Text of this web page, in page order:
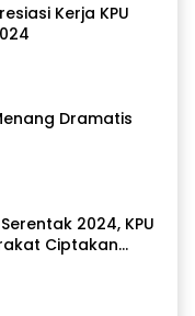
Kerja KPU
Dramatis
2024, KPU
Ciptakan